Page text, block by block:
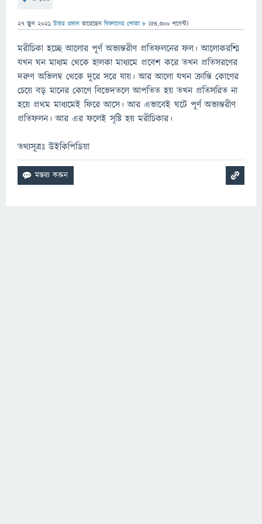
27 জুন 2021 উত্তর প্রদান করেছেনবিজ্ঞানের পোকা ৮ (54,300 পয়েন্ট)
মরীচিকা হচ্ছে আলোর পূর্ণ অভ্যন্তরীণ প্রতিফলনের ফল। আলোকরশ্মি
যখন ঘন মাধ্যম থেকে হালকা মাধ্যমে প্রবেশ করে তখন প্রতিসরণের
দরুণ অভিলম্ব থেকে দূরে সরে যায়। আর আলো যখন ক্রান্তি কোণের
চেয়ে বড় মানের কোণে বিভেদতলে আপতিত হয় তখন প্রতিসরিত না
হয়ে প্রথম মাধ্যমেই ফিরে আসে। আর এভাবেই ঘটে পূর্ণ অভ্যন্তরীণ
প্রতিফলন। আর এর ফলেই সৃষ্টি হয় মরীচিকার।
তথ্যসূত্রঃ উইকিপিডিয়া